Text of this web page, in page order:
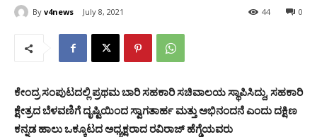
By v4news July 8, 2021 0
44
ಕೇಂದ್ರ ಸಂಪುಟದಲ್ಲಿ ಪ್ರಥಮ ಬಾರಿ ಸಹಕಾರಿ ಸಚಿವಾಲಯ ಸ್ಥಾಪಿಸಿದ್ದು, ಸಹಕಾರಿ
ಕ್ಷೇತ್ರದ ಬೆಳವಣಿಗೆ ದೃಷ್ಟಿಯಿಂದ ಸ್ವಾಗತಾರ್ಹ ಮತ್ತು ಅಭಿನಂದನೆ ಎಂದು ದಕ್ಷಿಣ
ಕನ್ನಡ ಹಾಲು ಒಕ್ಕೂಟದ ಅಧ್ಯಕ್ಷರಾದ ರವಿರಾಜ್ ಹೆಗ್ಡೆಯವರು